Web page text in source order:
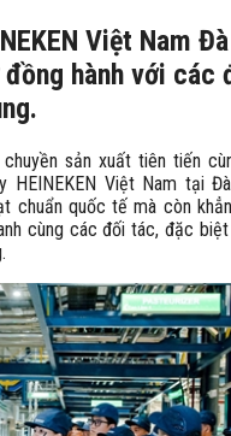
Việt Nam Đà
hành với các
sản xuất tiên tiến
HEINEKEN Việt Nam tại
chuẩn quốc tế mà còn
cùng các đối tác, đặc